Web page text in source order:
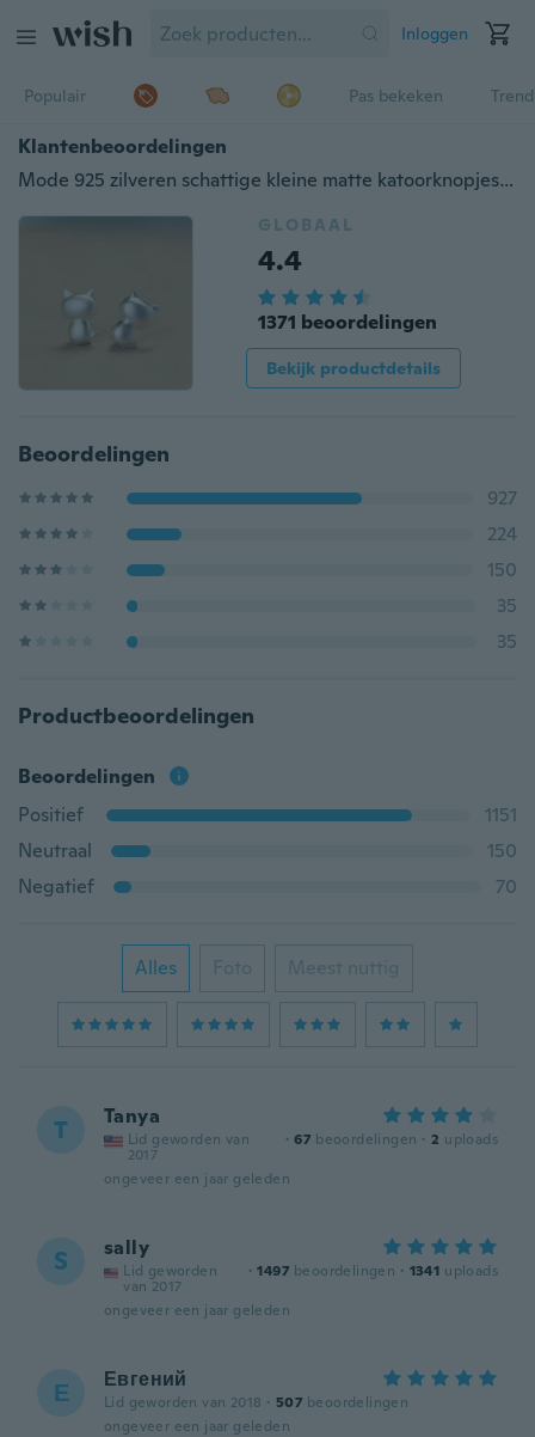
Inloggen
Populair Pas bekeken
Klantenbeoordelingen
Mode 925 zilveren schattige kleine matte katoorknopjes voor dames
GLOBAAL
4.4
1371 beoordelingen
Bekijk productdetails
Beoordelingen
927
224
150
35
35
Productbeoordelingen
Beoordelingen
Positief
1151
Neutraal
150
Negatief
70
Alles Foto Meest nuttig
T Tanya
Lid geworden van
2017
· 67 beoordelingen · 2 uploads
ongeveer een jaar geleden
S sally
Lid geworden
van 2017
· 1497 beoordelingen · 1341 uploads
ongeveer een jaar geleden
Е Евгений
Lid geworden van 2018 · 507 beoordelingen
ongeveer een jaar geleden